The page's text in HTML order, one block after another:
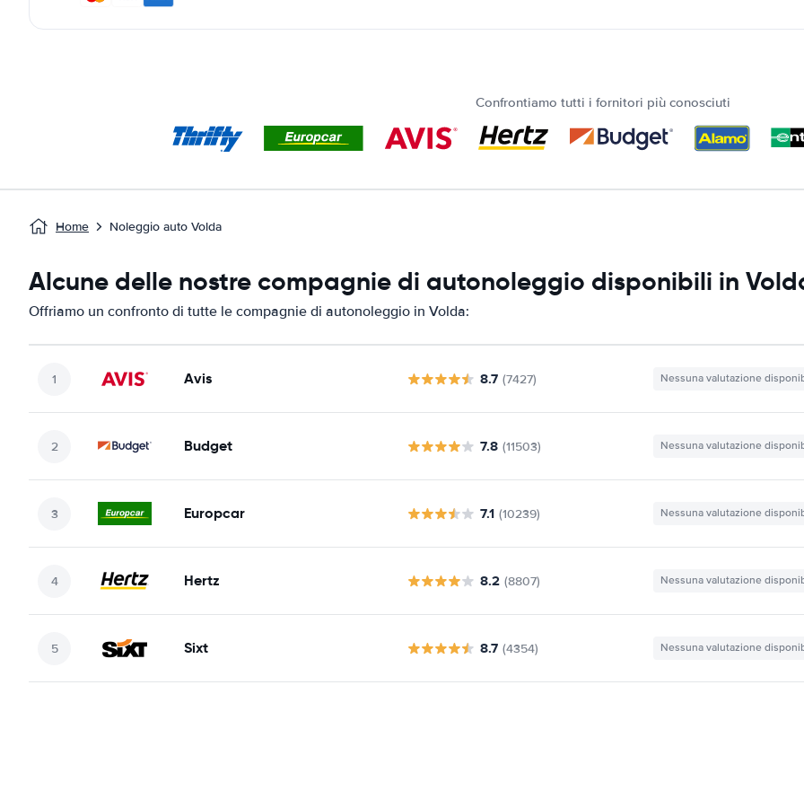
Confrontiamo tutti i fornitori più conosciuti
Home Noleggio auto Volda
Alcune delle nostre compagnie di autonoleggio disponibili in
Offriamo un confronto di tutte le compagnie di autonoleggio in Volda:
Avis 8.7 (7427) Nessuna valutazione
Budget 7.8 (11503) Nessuna valutazione
Europcar 7.1 (10239) Nessuna valutazione
Hertz 8.2 (8807) Nessuna valutazione
Sixt 8.7 (4354) Nessuna valutazione